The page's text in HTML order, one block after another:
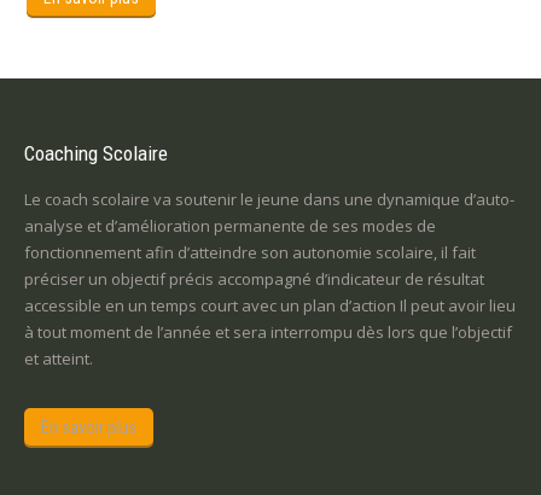
Coaching Scolaire
Le coach scolaire va soutenir le jeune dans une dynamique d’auto-
analyse et d’amélioration permanente de ses modes de
fonctionnement afin d’atteindre son autonomie scolaire, il fait
préciser un objectif précis accompagné d’indicateur de résultat
accessible en un temps court avec un plan d’action Il peut avoir lieu
à tout moment de l’année et sera interrompu dès lors que l’objectif
et atteint.
En savoir plus